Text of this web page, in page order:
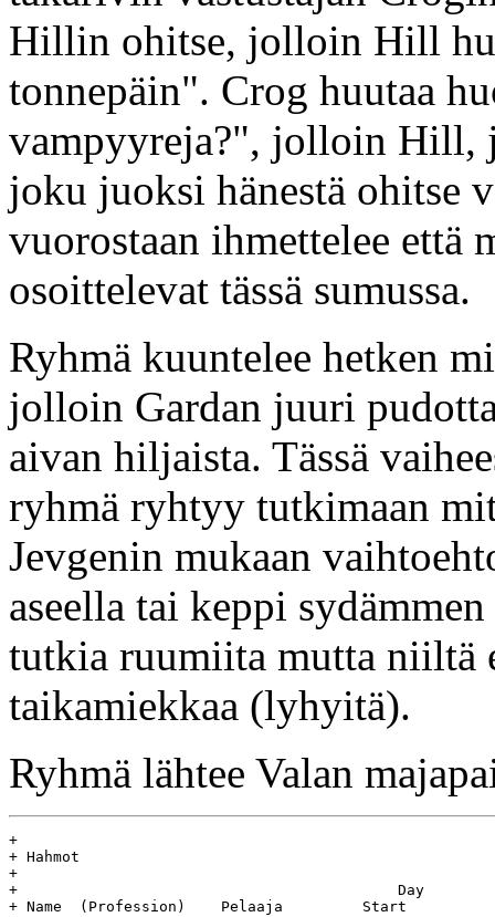
Hillin ohitse, jolloin Hill
tonnepäin". Crog huutaa
vampyyreja?", jolloin Hill,
joku juoksi hänestä ohitse
vuorostaan ihmettelee
osoittelevat tässä sumussa.
Ryhmä kuuntelee hetken
jolloin Gardan juuri
aivan hiljaista. Tässä
ryhmä ryhtyy tutkimaan
Jevgenin mukaan
aseella tai keppi
tutkia ruumiita mutta niiltä
taikamiekkaa (lyhyitä).
Ryhmä lähtee Valan
+
+ Hahmot
+
+					    Day				Age
+ Name	(Profession)	Pelaaja		Start		End		(days)